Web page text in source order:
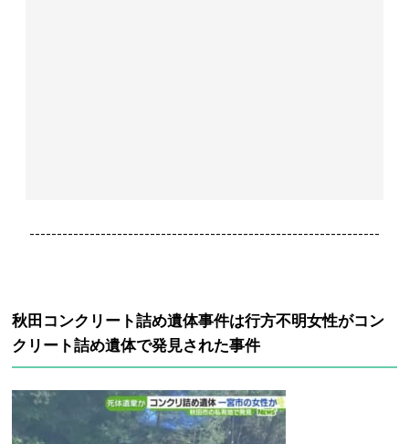
----------------------------------------------------------------
秋田コンクリート詰め遺体事件は行方不明女性がコン
クリート詰め遺体で発見された事件